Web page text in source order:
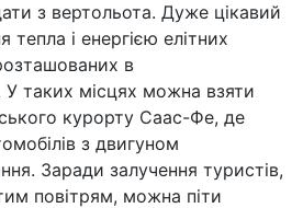
з вертольота. Дуже цікавий
тепла і енергією елітних
в
У таких місцях можна взяти
курорту Саас-Фе, де
з двигуном
Заради залучення туристів,
повітрям, можна піти